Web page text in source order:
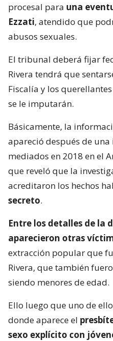
procesal para una
Ezzati, atendido que
abusos sexuales.
El tribunal deberá fijar
Rivera tendrá que
Fiscalía y los
se le imputarán.
Básicamente, la
apareció después de
mediados en 2018 en el
que reveló que la
acreditaron los hechos
secreto.
Entre los detalles de la
aparecieron otras
extracción popular que
Rivera, que también
siendo menores de edad.
Ello luego que uno de
donde aparece el
sexo explícito con